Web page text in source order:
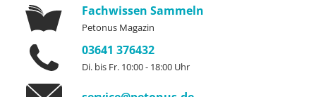
Fachwissen Sammeln
Petonus Magazin
03641 376432
Di. bis Fr. 10:00 - 18:00 Uhr